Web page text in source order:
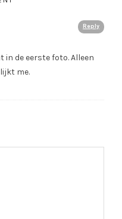
Reply
in de eerste foto. Alleen
me.